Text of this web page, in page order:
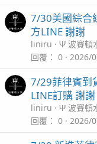
7/30美國綜合
方LINE 謝謝
liniru
Ψ 波賽頓
回覆
0 2026/
7/29菲律賓到
LINE訂購 謝謝
liniru
Ψ 波賽頓
回覆
0 2026/